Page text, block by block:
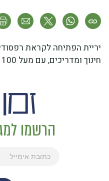
חינוך ומדריכים, עם מעל 100 משתתפים
הרשמו